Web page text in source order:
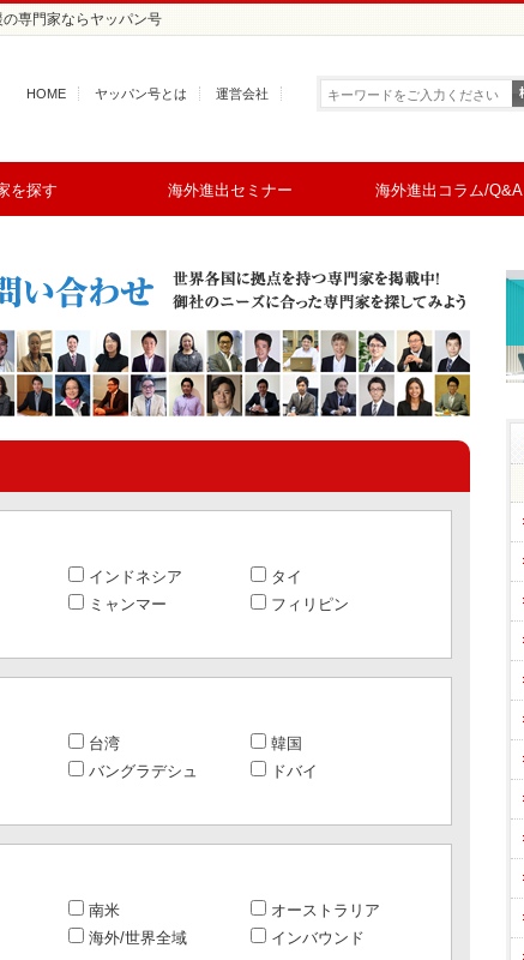
専門家ならヤッパン号
HOME ヤッパン号とは 運営会社
を探す 海外進出セミナー 海外進出コラム/Q&A
インドネシア
タイ
ミャンマー
フィリピン
台湾
韓国
バングラデシュ
ドバイ
南米
オーストラリア
海外/世界全域 インバウンド